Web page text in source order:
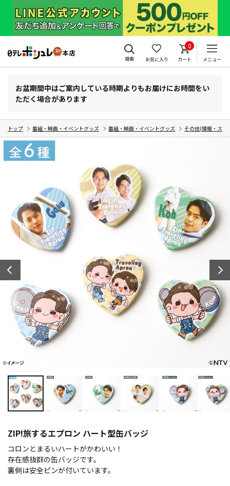
検索 お気に入り
0
カート メニュー
お盆期間中はご案内している時期よりもお届けにお時間をい
ただく場合があります
トップ 番組・映画・イベントグッズ 番組・映画・イベントグッズ その他(情報・スポ
ZIP!旅するエプロン ハート型缶バッジ
コロンとまるいハートがかわいい！
存在感抜群の缶バッジです。
裏側は安全ピンが付いています。